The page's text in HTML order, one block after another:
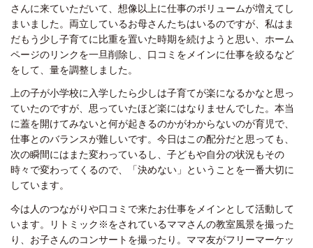
さんに来ていただいて、想像以上に仕事のボリュームが増えてし
まいました。両立しているお母さんたちはいるのですが、私はま
だもう少し子育てに比重を置いた時期を続けようと思い、ホーム
ページのリンクを一旦削除し、口コミをメインに仕事を絞るなど
をして、量を調整しました。
上の子が小学校に入学したら少しは子育てが楽になるかなと思っ
ていたのですが、思っていたほど楽にはなりませんでした。本当
に蓋を開けてみないと何が起きるのかがわからないのが育児で、
仕事とのバランスが難しいです。今日はこの配分だと思っても、
次の瞬間にはまた変わっているし、子どもや自分の状況もその
時々で変わってくるので、「決めない」ということを一番大切に
しています。
今は人のつながりや口コミで来たお仕事をメインとして活動して
います。リトミック※をされているママさんの教室風景を撮った
り、お子さんのコンサートを撮ったり。ママ友がフリーマーケッ